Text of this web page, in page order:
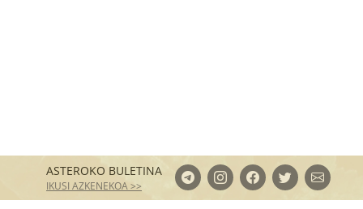
ASTEROKO BULETINA
IKUSI AZKENEKOA >>